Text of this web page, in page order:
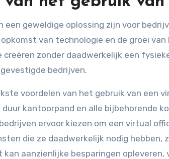
van technologie en de groei
zonder daadwerkelijk een
bedrijven.
voordelen van het gebruik van een
kantoorpand en alle bijbehorende
ervoor kiezen om een ​​virtual
die ze daadwerkelijk nodig
aanzienlijke besparingen